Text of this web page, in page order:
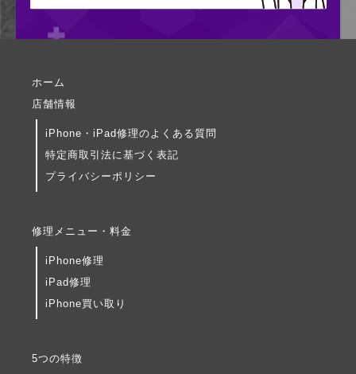
ホーム
店舗情報
iPhone・iPad修理のよくある質問
特定商取引法に基づく表記
プライバシーポリシー
修理メニュー・料金
iPhone修理
iPad修理
iPhone買い取り
5つの特徴